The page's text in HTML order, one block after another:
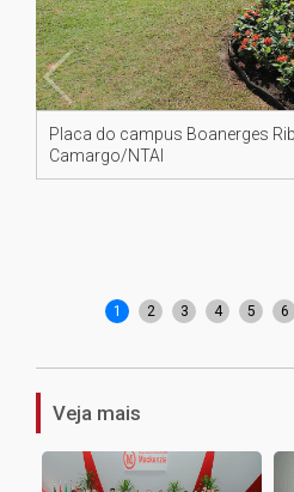
Placa do campus Boanerges
Camargo/NTAI
1 2 3 4 5 6
Veja mais